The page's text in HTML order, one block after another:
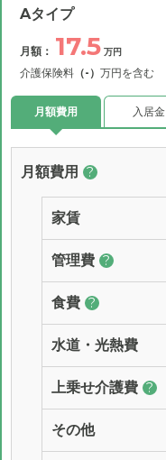
Aタイプ
月額： 17.5 万円
介護保険料 （-） 万円を含む
月額費用 入居金
月額費用 ?
家賃
管理費 ?
食費 ?
水道・光熱費
上乗せ介護費 ?
その他